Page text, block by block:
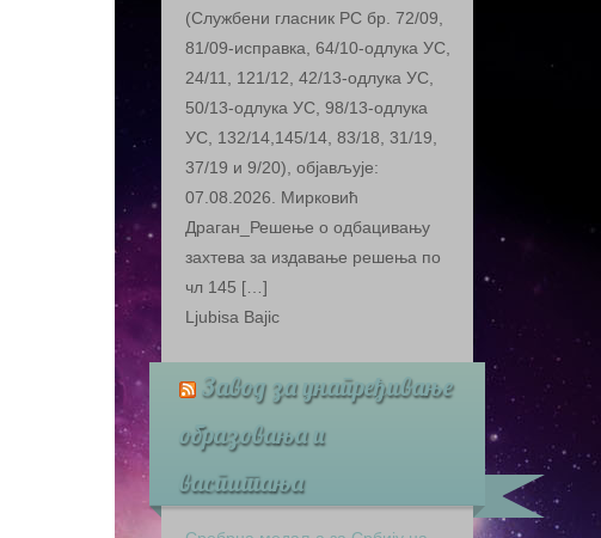
(Службeни глaсник РС бр. 72/09,
81/09-испрaвкa, 64/10-oдлукa УС,
24/11, 121/12, 42/13-oдлукa УС,
50/13-oдлукa УС, 98/13-oдлукa
УС, 132/14,145/14, 83/18, 31/19,
37/19 и 9/20), oбjaвљуje:
07.08.2026. Мирковић
Драган_Решење о одбацивању
захтева за издавање решења по
чл 145 […]
Ljubisa Bajic
Завод за унапређивање
образовања и
васпитања